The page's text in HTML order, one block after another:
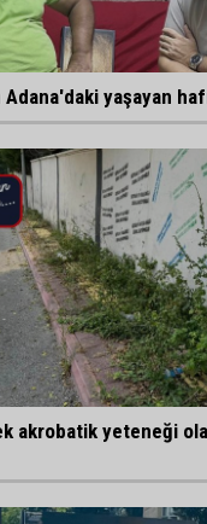
Adana'daki yaşayan
akrobatik yeteneği